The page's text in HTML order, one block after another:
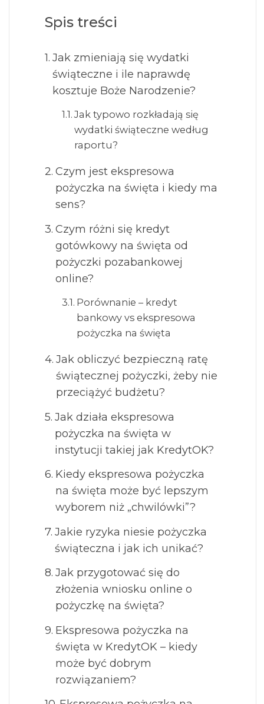
Spis treści
Jak zmieniają się wydatki
świąteczne i ile naprawdę
kosztuje Boże Narodzenie?
Jak typowo rozkładają się
wydatki świąteczne według
raportu?
Czym jest ekspresowa
pożyczka na święta i kiedy ma
sens?
Czym różni się kredyt
gotówkowy na święta od
pożyczki pozabankowej
online?
Porównanie – kredyt
bankowy vs ekspresowa
pożyczka na święta
Jak obliczyć bezpieczną ratę
świątecznej pożyczki, żeby nie
przeciążyć budżetu?
Jak działa ekspresowa
pożyczka na święta w
instytucji takiej jak KredytOK?
Kiedy ekspresowa pożyczka
na święta może być lepszym
wyborem niż „chwilówki”?
Jakie ryzyka niesie pożyczka
świąteczna i jak ich unikać?
Jak przygotować się do
złożenia wniosku online o
pożyczkę na święta?
Ekspresowa pożyczka na
święta w KredytOK – kiedy
może być dobrym
rozwiązaniem?